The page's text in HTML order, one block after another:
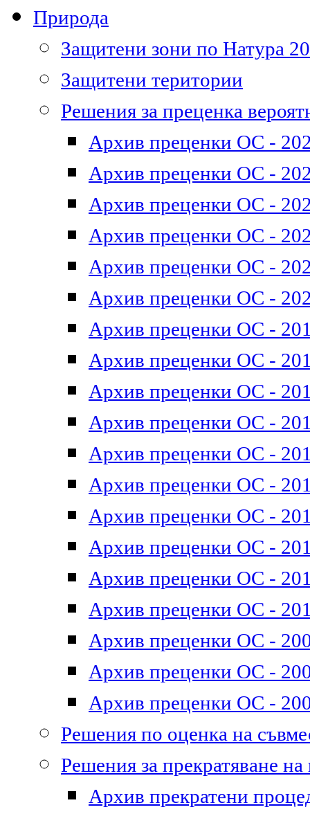
Природа
Защитени зони по Натура
Защитени територии
Решения за преценка
Архив преценки ОС -
Архив преценки ОС -
Архив преценки ОС -
Архив преценки ОС -
Архив преценки ОС -
Архив преценки ОС -
Архив преценки ОС -
Архив преценки ОС -
Архив преценки ОС -
Архив преценки ОС -
Архив преценки ОС -
Архив преценки ОС -
Архив преценки ОС -
Архив преценки ОС -
Архив преценки ОС -
Архив преценки ОС -
Архив преценки ОС -
Архив преценки ОС -
Архив преценки ОС -
Решения по оценка на
Решения за прекратяване
Архив прекратени